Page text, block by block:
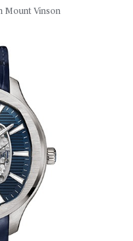
Mount Vinson